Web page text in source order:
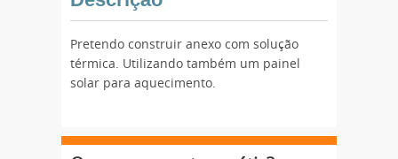
Pretendo construir anexo com solução
térmica. Utilizando também um painel
solar para aquecimento.